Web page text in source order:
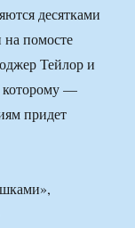
десятками
на помосте
Тейлор и
—
придет